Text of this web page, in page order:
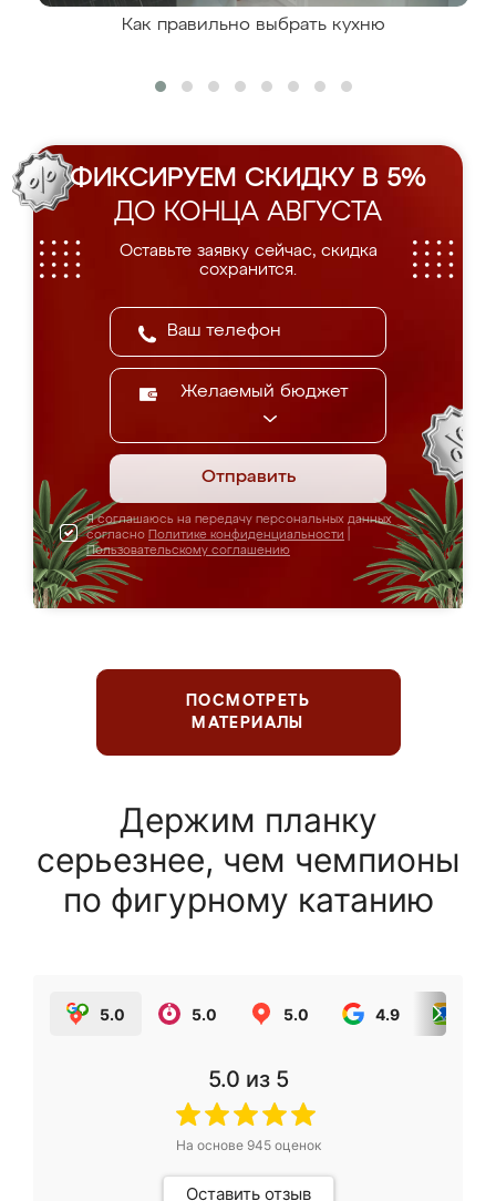
Как правильно выбрать кухню
ФИКСИРУЕМ СКИДКУ В 5%
ДО КОНЦА АВГУСТА
Оставьте заявку сейчас, скидка
сохранится.
Желаемый бюджет
Отправить
Я соглашаюсь на передачу персональных данных
согласно Политике конфиденциальности
Пользовательскому соглашению
ПОСМОТРЕТЬ
МАТЕРИАЛЫ
Держим планку
серьезнее, чем чемпионы
по фигурному катанию
5.0 5.0 5.0 4.9
5.0 из 5
На основе 945оценок
Оставить отзыв